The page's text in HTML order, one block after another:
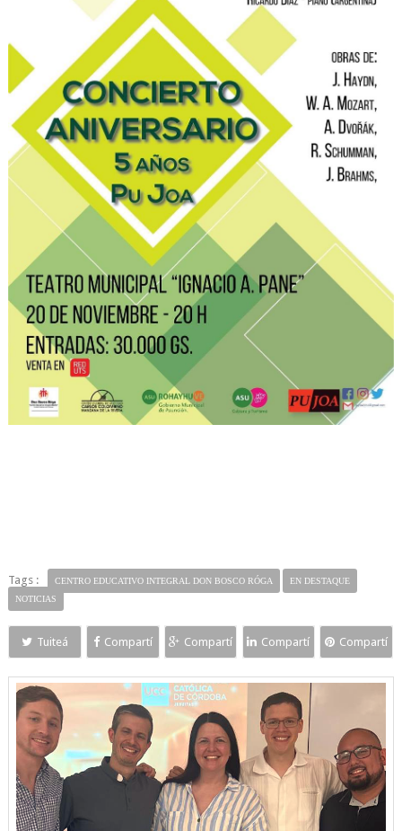
Tags : CENTRO EDUCATIVO INTEGRAL DON BOSCO RÓGA
EN DESTAQUE
NOTICIAS
Tuiteá Compartí Compartí Compartí Compartí